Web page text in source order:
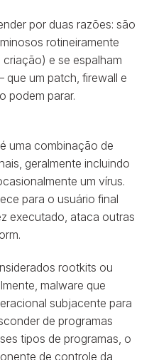
por duas razões: são
rotineiramente
e se espalham
que um patch, firewall e
podem parar.
uma combinação de
geralmente incluindo
um vírus.
para o usuário final
executado, ataca outras
rootkits ou
malware que
subjacente para
de programas
tipos de programas, o
de controle da